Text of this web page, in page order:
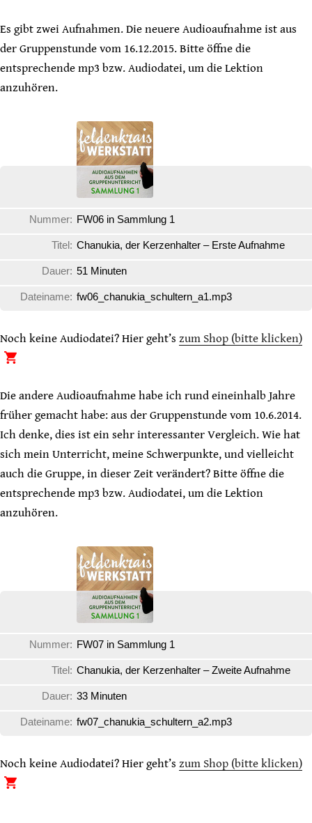
Es gibt zwei Aufnahmen. Die neuere Audioaufnahme ist aus
der Gruppenstunde vom 16.12.2015. Bitte öffne die
entsprechende mp3 bzw. Audiodatei, um die Lektion
anzuhören.
Nummer: FW06 in Sammlung 1
Titel: Chanukia, der Kerzenhalter – Erste Aufnahme
Dauer: 51 Minuten
Dateiname: fw06_chanukia_schultern_a1.mp3
Noch keine Audiodatei? Hier geht’s zum Shop (bitte klicken)
Die andere Audioaufnahme habe ich rund eineinhalb Jahre
früher gemacht habe: aus der Gruppenstunde vom 10.6.2014.
Ich denke, dies ist ein sehr interessanter Vergleich. Wie hat
sich mein Unterricht, meine Schwerpunkte, und vielleicht
auch die Gruppe, in dieser Zeit verändert? Bitte öffne die
entsprechende mp3 bzw. Audiodatei, um die Lektion
anzuhören.
Nummer: FW07 in Sammlung 1
Titel: Chanukia, der Kerzenhalter – Zweite Aufnahme
Dauer: 33 Minuten
Dateiname: fw07_chanukia_schultern_a2.mp3
Noch keine Audiodatei? Hier geht’s zum Shop (bitte klicken)